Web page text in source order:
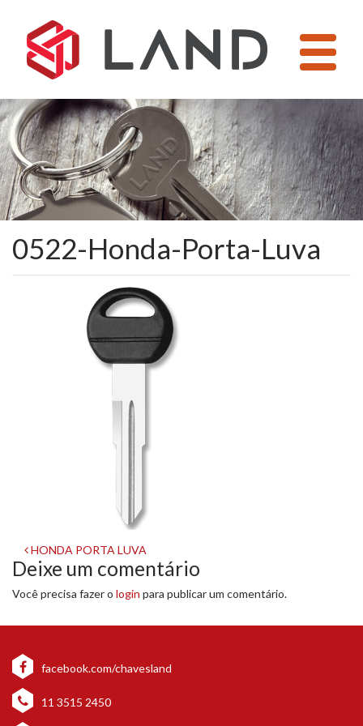
conteúdo
0522-Honda-Porta-Luva
Navegação
de
post
HONDA PORTA LUVA
Deixe um comentário
Você precisa fazer o login para publicar um comentário.
facebook.com/chavesland
11 3515 2450